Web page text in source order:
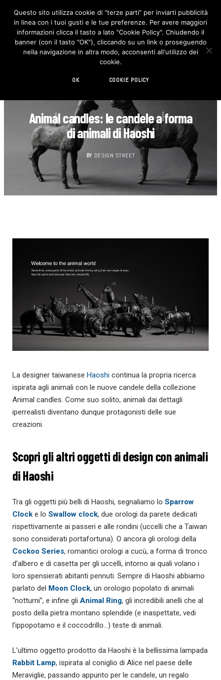
F
c
e
b
o
I
n
s
t
Animal candles: le candele a forma
di animali di Haoshi
BY DESIGN STREET
La designer taiwanese Haoshi continua la propria ricerca
ispirata agli animali con le nuove candele della collezione
Animal candles. Come suo solito, animali dai dettagli
iperrealisti diventano dunque protagonisti delle sue
creazioni.
Scopri gli altri oggetti di design con animali
di Haoshi
Tra gli oggetti più belli di Haoshi, segnaliamo lo Sparrow
Clock e lo Swallow clock, due orologi da parete dedicati
rispettivamente ai passeri e alle rondini (uccelli che a Taiwan
sono considerati portafortuna). O ancora gli orologi della
Cockoo Series, romantici orologi a cucù, a forma di tronco
d’albero e di casetta per gli uccelli, intorno ai quali volano i
loro spensierati abitanti pennuti. Sempre di Haoshi abbiamo
parlato del Moon Clock, un orologio popolato di animali
“notturni”, e infine gli Animal Ring, gli incredibili anelli che al
posto della pietra montano splendide (e inaspettate, vedi
l’ippopotamo e il coccodrillo…) teste di animali.
L’ultimo oggetto prodotto da Haoshi è la bellissima lampada
Rabbit Lamp, ispirata al coniglio di Alice nel paese delle
Meraviglie, passando appunto per le candele, un regalo
Questo sito utilizza cookie di “terze parti” per inviarti pubblicità
in linea con i tuoi gusti e le tue preferenze. Per avere maggiori
informazioni clicca il tasto a lato "Cookie Policy". Chiudendo il
banner (con il tasto "OK"), cliccando su un link o proseguendo
nella navigazione in altra modo, acconsenti all'utilizzo dei
cookie.
OK COOKIE POLICY